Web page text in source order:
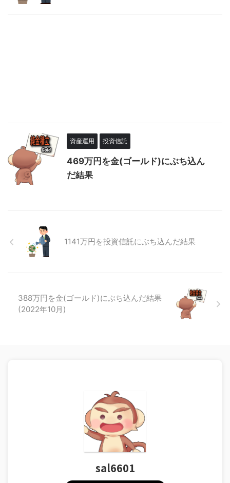
資産運用 投資信託
469万円を金(ゴールド)にぶち込ん
だ結果
1141万円を投資信託にぶち込んだ結果
388万円を金(ゴールド)にぶち込んだ結果
(2022年10月)
sal6601